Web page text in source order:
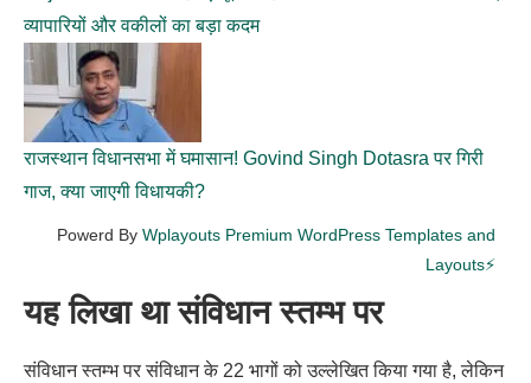
व्यापारियों और वकीलों का बड़ा कदम
राजस्थान विधानसभा में घमासान! Govind Singh Dotasra पर गिरी
गाज, क्या जाएगी विधायकी?
Powerd By Wplayouts Premium WordPress Templates and
Layouts⚡
यह लिखा था संविधान स्तम्भ पर
संविधान स्तम्भ पर संविधान के 22 भागों को उल्लेखित किया गया है, लेकिन